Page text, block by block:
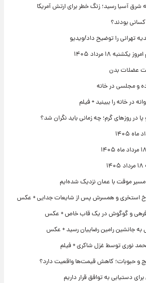
آسیا رسید؛ زنگ خطر برای ارتش آمریکا
بودند؟
تهرانی را توضیح داد/ویدیو
۱۸ مرداد ۱۴۰۵
و مجلسی در خانه
در خانه را ببینید + فیلم
در روزهای گرم؛ چه زمانی باید نگران شد؟
مسیر موقت با عمان نزدیک شده‌ایم
استخری و همسرش پس از شایعات جدایی + عکس
فرهی و گوگوش در یک قاب خاص + عکس
نوری توسط غزل شاکری + فیلم
و حبوبات؛ کاهش قیمت‌ها واقعیت دارد؟
دستیابی به توافق قرار داریم